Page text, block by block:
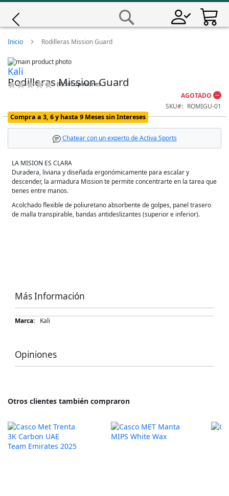
Saltar
Contenido
Inicio Rodilleras Mission Guard
Skip
to
the
end
images
gallery
Skip
to
the
the
images
Kali
Rodilleras Mission Guard
Calificación:
(0)Sin opiniones
AGOTADO
SKU
ROMIGU-01
Compra a 3, 6 y hasta 9 Meses sin Intereses
Chatear con un experto de Activa Sports
LA MISION ES CLARA
Duradera, liviana y diseñada ergonómicamente para escalar y
descender, la armadura Mission te permite concentrarte en la tarea que
tienes entre manos.
Acolchado flexible de poliuretano absorbente de golpes, panel trasero
de malla transpirable, bandas antideslizantes (superior e inferior).
Más Información
Más
Kali
Opiniones
Otros clientes también compraron
Giro
Iscali
Magene
MET